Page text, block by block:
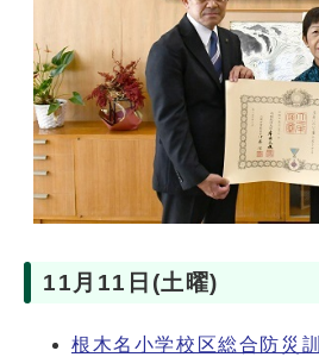
11月11日(土曜)
根木名小学校区総合防災